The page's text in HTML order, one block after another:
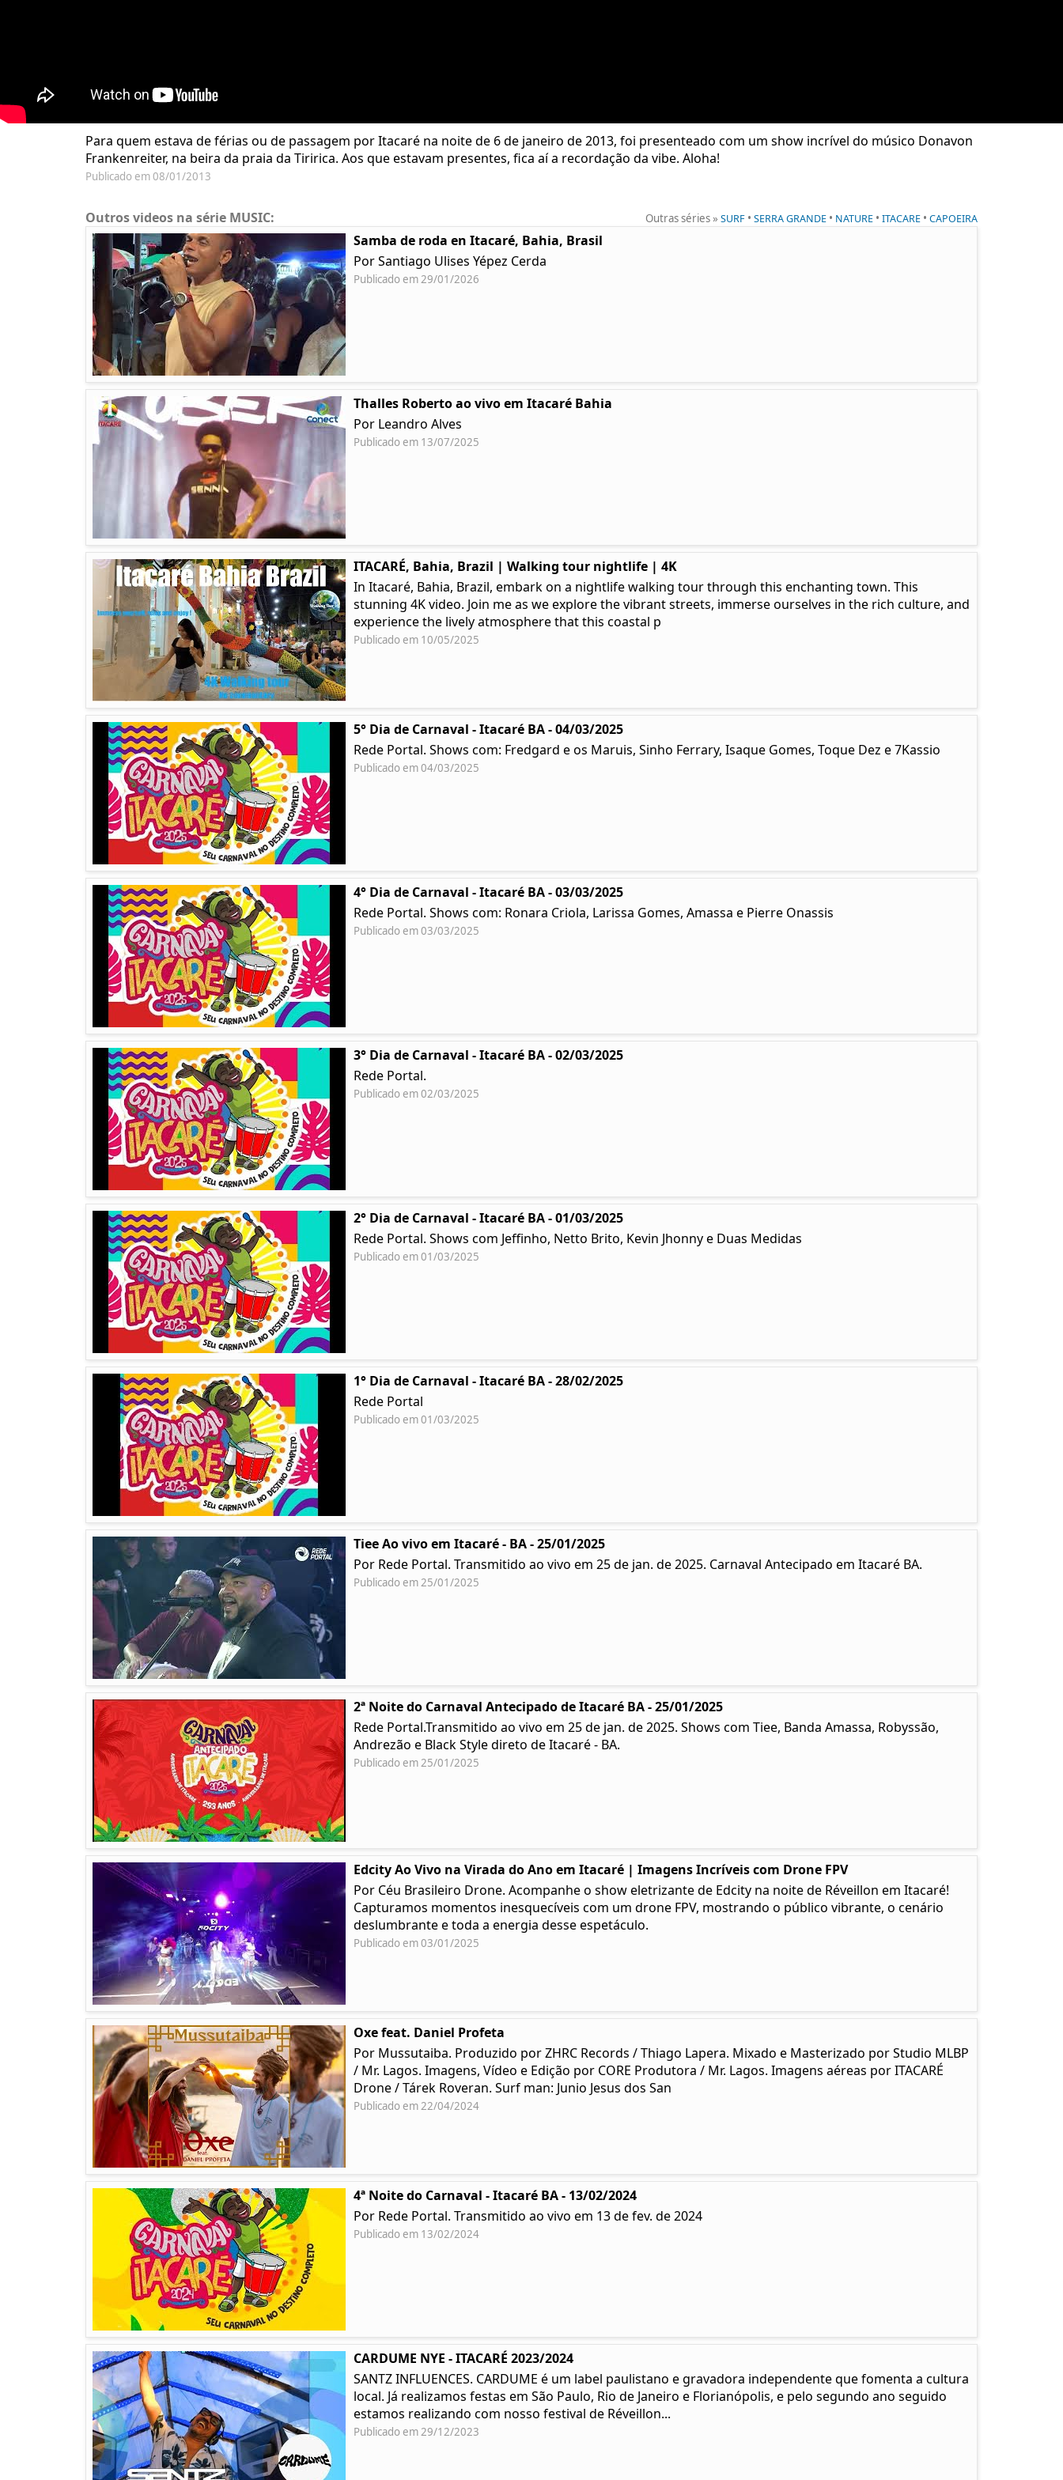
Para quem estava de férias ou de passagem por Itacaré na noite de 6 de janeiro de 2013, foi presenteado com um show incrível do músico Donavon
Frankenreiter, na beira da praia da Tiririca. Aos que estavam presentes, fica aí a recordação da vibe. Aloha!
Publicado em 08/01/2013
Outras séries »SURF •SERRA GRANDE • NATURE •ITACARE •CAPOEIRA
Outros videos na série MUSIC:
Samba de roda en Itacaré, Bahia, Brasil
Por Santiago Ulises Yépez Cerda
Publicado em 29/01/2026
Thalles Roberto ao vivo em Itacaré Bahia
Por Leandro Alves
Publicado em 13/07/2025
ITACARÉ, Bahia, Brazil | Walking tour nightlife | 4K
In Itacaré, Bahia, Brazil, embark on a nightlife walking tour through this enchanting town. This
stunning 4K video. Join me as we explore the vibrant streets, immerse ourselves in the rich culture, and
experience the lively atmosphere that this coastal p
Publicado em 10/05/2025
5° Dia de Carnaval - Itacaré BA - 04/03/2025
Rede Portal. Shows com: Fredgard e os Maruis, Sinho Ferrary, Isaque Gomes, Toque Dez e 7Kassio
Publicado em 04/03/2025
4° Dia de Carnaval - Itacaré BA - 03/03/2025
Rede Portal. Shows com: Ronara Criola, Larissa Gomes, Amassa e Pierre Onassis
Publicado em 03/03/2025
3° Dia de Carnaval - Itacaré BA - 02/03/2025
Rede Portal.
Publicado em 02/03/2025
2° Dia de Carnaval - Itacaré BA - 01/03/2025
Rede Portal. Shows com Jeffinho, Netto Brito, Kevin Jhonny e Duas Medidas
Publicado em 01/03/2025
1° Dia de Carnaval - Itacaré BA - 28/02/2025
Rede Portal
Publicado em 01/03/2025
Tiee Ao vivo em Itacaré - BA - 25/01/2025
Por Rede Portal. Transmitido ao vivo em 25 de jan. de 2025. Carnaval Antecipado em Itacaré BA.
Publicado em 25/01/2025
2ª Noite do Carnaval Antecipado de Itacaré BA - 25/01/2025
Rede Portal.Transmitido ao vivo em 25 de jan. de 2025. Shows com Tiee, Banda Amassa, Robyssão,
Andrezão e Black Style direto de Itacaré - BA.
Publicado em 25/01/2025
Edcity Ao Vivo na Virada do Ano em Itacaré | Imagens Incríveis com Drone FPV
Por Céu Brasileiro Drone. Acompanhe o show eletrizante de Edcity na noite de Réveillon em Itacaré!
Capturamos momentos inesquecíveis com um drone FPV, mostrando o público vibrante, o cenário
deslumbrante e toda a energia desse espetáculo.
Publicado em 03/01/2025
Oxe feat. Daniel Profeta
Por Mussutaiba. Produzido por ZHRC Records / Thiago Lapera. Mixado e Masterizado por Studio MLBP
/ Mr. Lagos. Imagens, Vídeo e Edição por CORE Produtora / Mr. Lagos. Imagens aéreas por ITACARÉ
Drone / Tárek Roveran. Surf man: Junio Jesus dos San
Publicado em 22/04/2024
4ª Noite do Carnaval - Itacaré BA - 13/02/2024
Por Rede Portal. Transmitido ao vivo em 13 de fev. de 2024
Publicado em 13/02/2024
CARDUME NYE - ITACARÉ 2023/2024
SANTZ INFLUENCES. CARDUME é um label paulistano e gravadora independente que fomenta a cultura
local. Já realizamos festas em São Paulo, Rio de Janeiro e Florianópolis, e pelo segundo ano seguido
estamos realizando com nosso festival de Réveillon...
Publicado em 29/12/2023